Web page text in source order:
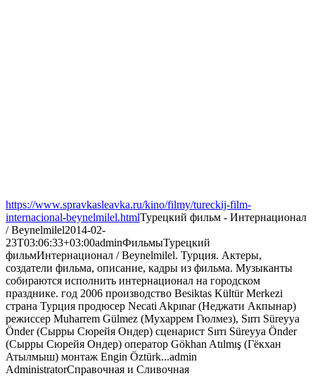
https://www.spravkasleavka.ru/kino/filmy/tureckij-film-
internacional-beynelmilel.htmlТурецкий фильм - Интернационал
/ Beynelmilel2014-02-
23T03:06:33+03:00adminФильмыТурецкий
фильмИнтернационал / Beynelmilel. Турция. Актеры,
создатели фильма, описание, кадры из фильма. Музыканты
собираются исполнить интернационал на городском
празднике. год 2006 производство Besiktas Kültür Merkezi
страна Турция продюсер Necati Akpınar (Неджати Акпынар)
режиссер Muharrem Gülmez (Мухаррем Гюлмез), Sırrı Süreyya
Önder (Сырры Сюрейя Ондер) сценарист Sırrı Süreyya Önder
(Сырры Сюрейя Ондер) оператор Gökhan Atılmış (Гёкхан
Атылмыш) монтаж Engin Öztürk...admin
AdministratorСправочная и Сливочная